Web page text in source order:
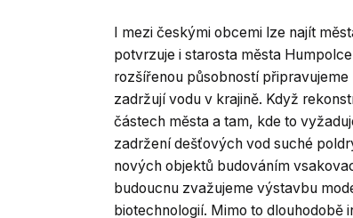
I mezi českými obcemi lze najít
potvrzuje i starosta města
rozšířenou působností
zadržují vodu v krajině. Když
částech města a tam, kde to
zadržení dešťových vod suché
nových objektů budováním
budoucnu zvažujeme výstavbu
biotechnologií. Mimo to dlouhodobě